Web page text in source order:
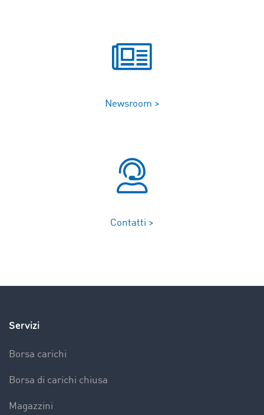
Newsroom >
Contatti >
Servizi
Borsa carichi
Borsa di carichi chiusa
Magazzini